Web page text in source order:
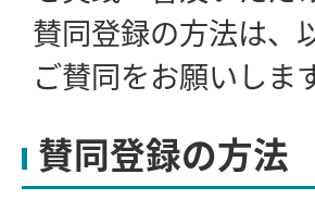
賛同登録の方法は、
ご賛同をお願いします
賛同登録の方法